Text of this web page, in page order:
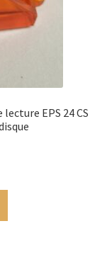
EPS 24 CS